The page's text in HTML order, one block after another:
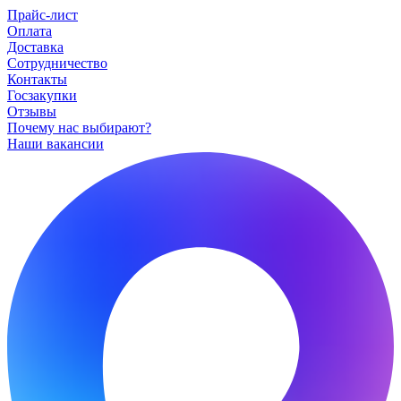
Прайс-лист
Оплата
Доставка
Сотрудничество
Контакты
Госзакупки
Отзывы
Почему нас выбирают?
Наши вакансии